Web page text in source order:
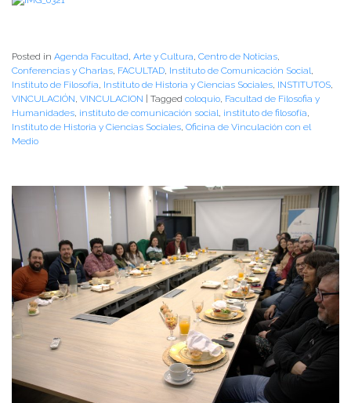
Posted in Agenda Facultad, Arte y Cultura, Centro de Noticias,
Conferencias y Charlas, FACULTAD, Instituto de Comunicación Social,
Instituto de Filosofía, Instituto de Historia y Ciencias Sociales, INSTITUTOS,
VINCULACIÓN, VINCULACION Tagged coloquio, Facultad de Filosofia y
Humanidades, instituto de comunicación social, instituto de filosofía,
Instituto de Historia y Ciencias Sociales, Oficina de Vinculación con el
Medio